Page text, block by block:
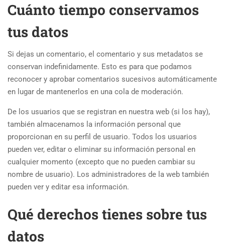
Cuánto tiempo conservamos
tus datos
Si dejas un comentario, el comentario y sus metadatos se
conservan indefinidamente. Esto es para que podamos
reconocer y aprobar comentarios sucesivos automáticamente
en lugar de mantenerlos en una cola de moderación.
De los usuarios que se registran en nuestra web (si los hay),
también almacenamos la información personal que
proporcionan en su perfil de usuario. Todos los usuarios
pueden ver, editar o eliminar su información personal en
cualquier momento (excepto que no pueden cambiar su
nombre de usuario). Los administradores de la web también
pueden ver y editar esa información.
Qué derechos tienes sobre tus
datos